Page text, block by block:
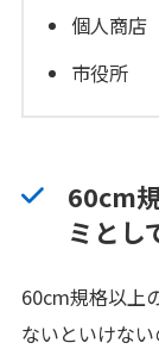
個人商店
市役所
60cm
ミとし
60cm規格以上
ないといけな